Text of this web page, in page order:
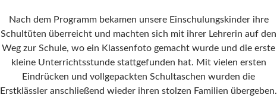
Nach dem Programm bekamen unsere Einschulungskinder ihre
Schultüten überreicht und machten sich mit ihrer Lehrerin auf den
Weg zur Schule, wo ein Klassenfoto gemacht wurde und die erste
kleine Unterrichtsstunde stattgefunden hat. Mit vielen ersten
Eindrücken und vollgepackten Schultaschen wurden die
Erstklässler anschließend wieder ihren stolzen Familien übergeben.